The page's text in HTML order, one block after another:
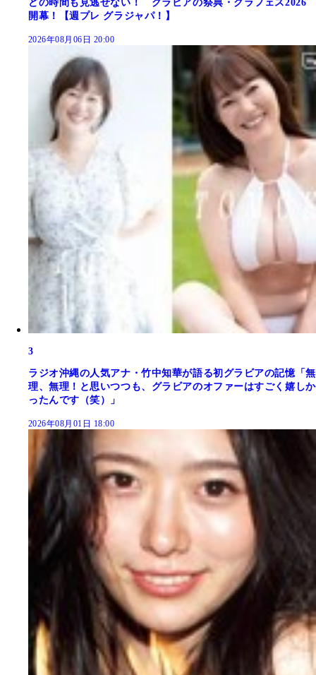
どの時間も見逃せない！ グラビアの祭典・グラフェス2026
開幕！【週プレ グラジャパ！】
2026年08月06日 20:00
3
ラジオ沖縄の人気アナ・竹中知華が語る初グラビアの記憶「無
理、無理！と思いつつも、グラビアのオファーはすごく嬉しか
ったんです（笑）」
2026年08月01日 18:00